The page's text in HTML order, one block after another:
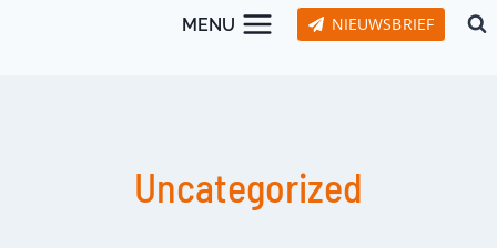
MENU NIEUWSBRIEF
Uncategorized